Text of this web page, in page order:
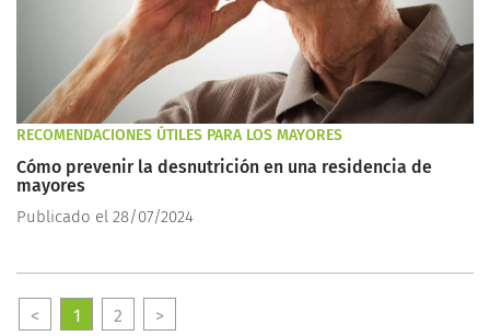
RECOMENDACIONES ÚTILES PARA LOS MAYORES
Cómo prevenir la desnutrición en una residencia de
mayores
Publicado el 28/07/2024
< 1 2 >